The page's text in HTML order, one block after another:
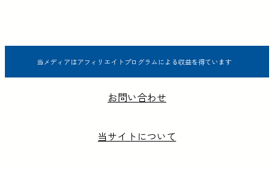
当メディアはアフィリエイトプログラムによる収益を得ています
お問い合わせ
当サイトについて